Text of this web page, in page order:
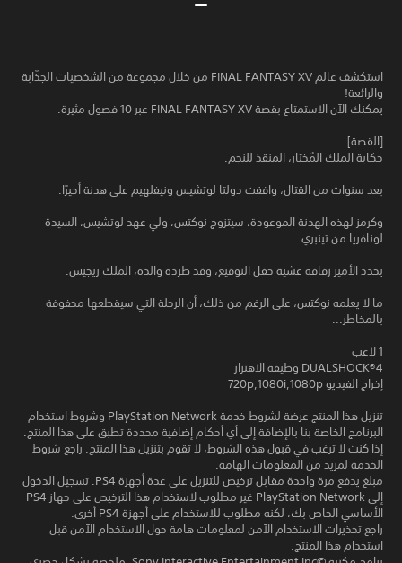
استكشف عالم FINAL FANTASY XV من خلال مجموعة من الشخصيات الجذّابة
والرائعة!
يمكنك الآن الاستمتاع بقصة FINAL FANTASY XV عبر 10 فصول مثيرة.
[القصة]
حكاية الملك المُختار، المنقذ للنجم.
بعد سنوات من القتال، وافقت دولتا لوتشيس ونيفلهيم على هدنة أخيرًا.
وكرمز لهذه الهدنة الموعودة، سيتزوج نوكتس، ولي عهد لوتشيس، السيدة
لونافريا من تينبري.
يحدد الأمير زفافه عشية حفل التوقيع، وقد طرده والده، الملك ريجيس.
ما لا يعلمه نوكتس، على الرغم من ذلك، أن الرحلة التي سيقطعها محفوفة
بالمخاطر...
DUALSHOCK‎®4 وظيفة الاهتزاز
إخراج الفيديو 720p,1080i,1080p
تنزيل هذا المنتج عرضة لشروط خدمة PlayStation Network وشروط استخدام
البرنامج الخاصة بنا بالإضافة إلى أي أحكام إضافية محددة تطبق على هذا المنتج.
إذا كنت لا ترغب في قبول هذه الشروط، لا تقوم بتنزيل هذا المنتج. راجع شروط
الخدمة لمزيد من المعلومات الهامة.
مبلغ يدفع مرة واحدة مقابل ترخيص للتنزيل على عدة أجهزة PS4. تسجيل الدخول
إلى PlayStation Network غير مطلوب لاستخدام هذا الترخيص على جهاز PS4
الأساسي الخاص بك، لكنه مطلوب للاستخدام على أجهزة PS4 أخرى.
راجع تحذيرات الاستخدام الآمن لمعلومات هامة حول الاستخدام الآمن قبل
استخدام هذا المنتج.